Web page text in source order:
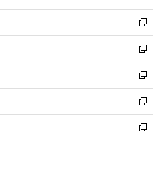
開
く
ウ
で
開
く
ン
ド
ウ
で
開
く
ウ
ィ
ン
ド
ウ
で
開
く
し
い
ウ
ィ
ン
ド
ウ
で
開
く
新
し
い
ウ
ィ
ン
ド
ウ
で
開
新
し
い
ウ
ィ
ン
ド
ウ
開
新
し
い
ウ
ィ
ン
ウ
新
し
い
ウ
ン
新
し
ウ